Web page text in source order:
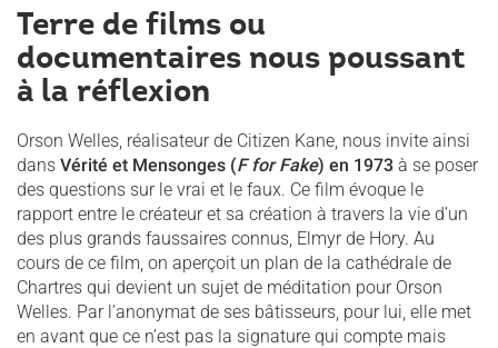
Terre de films ou
documentaires nous poussant
à la réflexion
Orson Welles, réalisateur de Citizen Kane, nous invite ainsi
dans Vérité et Mensonges (F for Fake) en 1973 à se poser
des questions sur le vrai et le faux. Ce film évoque le
rapport entre le créateur et sa création à travers la vie d’un
des plus grands faussaires connus, Elmyr de Hory. Au
cours de ce film, on aperçoit un plan de la cathédrale de
Chartres qui devient un sujet de méditation pour Orson
Welles. Par l’anonymat de ses bâtisseurs, pour lui, elle met
en avant que ce n’est pas la signature qui compte mais